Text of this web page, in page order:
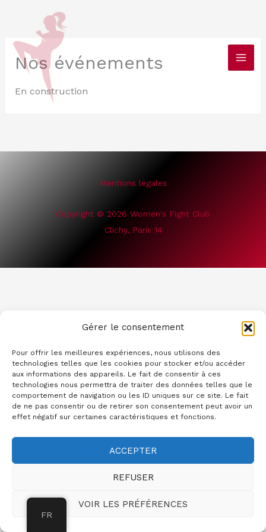
Gérer le consentement
Pour offrir les meilleures expériences, nous utilisons des
technologies telles que les cookies pour stocker et/ou accéder
aux informations des appareils. Le fait de consentir à ces
technologies nous permettra de traiter des données telles que le
comportement de navigation ou les ID uniques sur ce site. Le fait
de ne pas consentir ou de retirer son consentement peut avoir un
effet négatif sur certaines caractéristiques et fonctions.
ACCEPTER
REFUSER
VOIR LES PRÉFÉRENCES
contenu
Nos événements
En construction
Mentions légales
Copyright © 2026 Women's Fight Club
Clichy, Paris 14
FR